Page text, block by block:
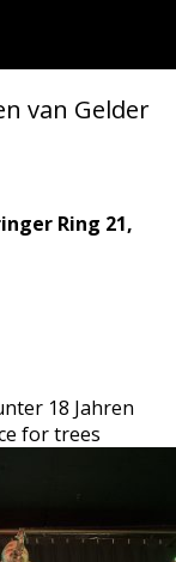
van Gelder
Ring 21,
18 Jahren
for trees